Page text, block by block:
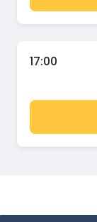
17:00